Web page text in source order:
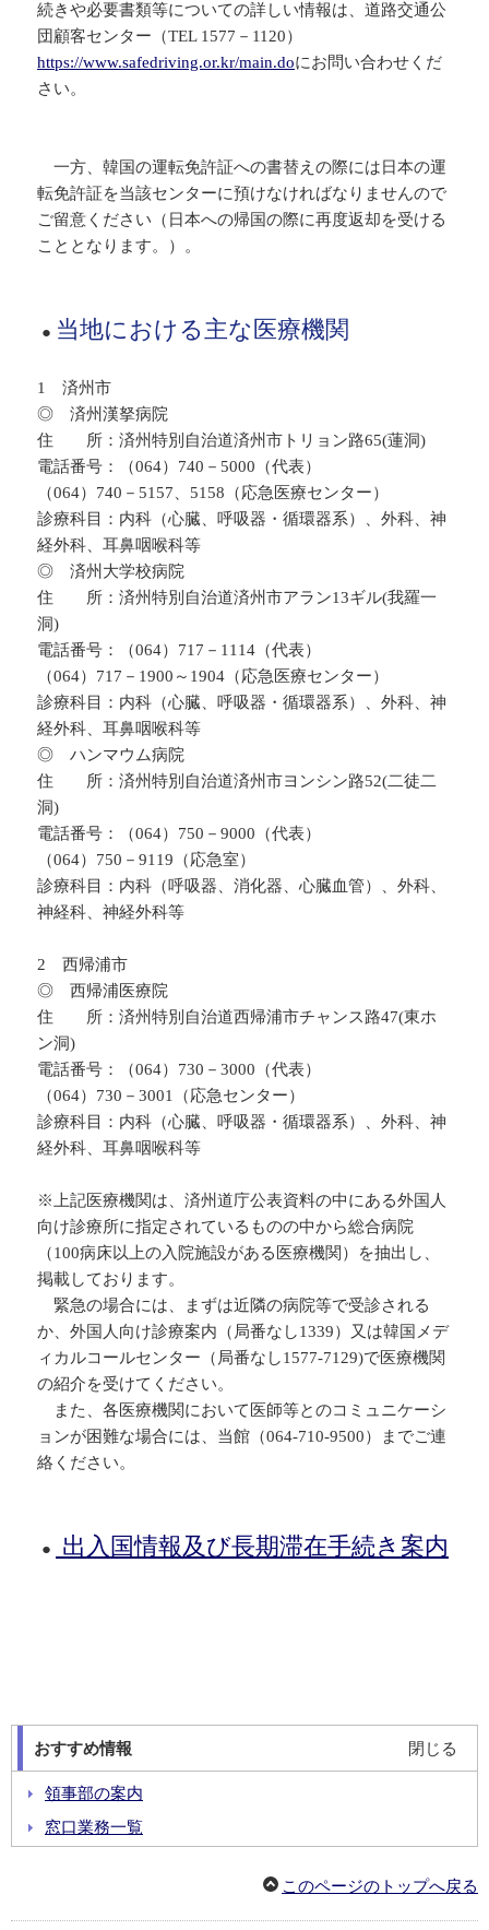
続きや必要書類等についての詳しい情報は、 道路交通公
団顧客センター（TEL 1577－1120）
https://www.safedriving.or.kr/main.doにお問い合わせくだ
さい。
一方、韓国の運転免許証への書替えの際には日本の運
転免許証を当該センターに預けなければなりませんので
ご留意ください（日本への帰国の際に再度返却を受ける
こととなります。）。
● 当地における主な医療機関
1 済州市
◎ 済州漢拏病院
住 所：済州特別自治道済州市トリョン路65(蓮洞)
電話番号：（064）740－5000（代表）
（064）740－5157、5158（応急医療センター）
診療科目：内科（心臓、呼吸器・循環器系）、外科、神
経外科、耳鼻咽喉科等
◎ 済州大学校病院
住 所：済州特別自治道済州市アラン13ギル(我羅一
洞)
電話番号：（064）717－1114（代表）
（064）717－1900～1904（応急医療センター）
診療科目：内科（心臓、呼吸器・循環器系）、外科、神
経外科、耳鼻咽喉科等
◎ ハンマウム病院
住 所：済州特別自治道済州市ヨンシン路52(二徒二
洞)
電話番号：（064）750－9000（代表）
（064）750－9119（応急室）
診療科目：内科（呼吸器、消化器、心臓血管）、外科、
神経科、神経外科等
2 西帰浦市
◎ 西帰浦医療院
住 所：済州特別自治道西帰浦市チャンス路47(東ホ
ン洞)
電話番号：（064）730－3000（代表）
（064）730－3001（応急センター）
診療科目：内科（心臓、呼吸器・循環器系）、外科、神
経外科、耳鼻咽喉科等
※上記医療機関は、済州道庁公表資料の中にある外国人
向け診療所に指定されているものの中から総合病院
（100病床以上の入院施設がある医療機関）を抽出し、
掲載しております。
緊急の場合には、まずは近隣の病院等で受診される
か、外国人向け診療案内（局番なし1339）又は韓国メデ
ィカルコールセンター（局番なし1577-7129)で医療機関
の紹介を受けてください。
また、各医療機関において医師等とのコミュニケーシ
ョンが困難な場合には、当館（064‐710‐9500）までご連
絡ください。
● 出入国情報及び長期滞在手続き案内
おすすめ情報 閉じる
領事部の案内
窓口業務一覧
このページのトップへ戻る